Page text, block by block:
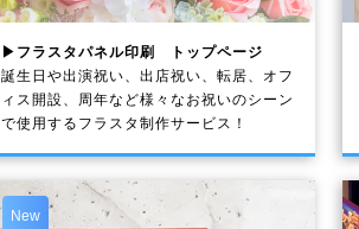
▶フラスタパネル印刷 トップページ
誕生日や出演祝い、出店祝い、転居、オフ
ィス開設、周年など様々なお祝いのシーン
で使用するフラスタ制作サービス！
New